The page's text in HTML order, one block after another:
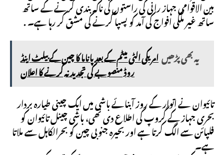
بین الاقوامی جہاز رانی کی راستوں کی ناکہ بندی کرنے کے ساتھ
ساتھ غیر ملکی افواج کی آمد کو پسپا کرنے کی مشق کر رہا ہے۔ .
یہ بھی پڑھیںامریکی الٹی میٹم کے بعد پاناما کا چین کے بیلٹ اینڈ
روڈ منصوبے کی تجدید نہ کرنے کا اعلان
تائیوان نے اتوار کے روز آبنائے باشی میں ایک چینی طیارہ بردار
بحری جہاز کے گروپ کی اطلاع دی تھی، باشی چینل تائیوان کو
فلپائن سے الگ کرتا ہے اور بحیرہ جنوبی چین کو بحرالکاہل سے ملاتا
ہے۔